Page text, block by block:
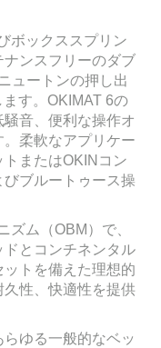
ボックススプリン
ンスフリーのダブ
ュートンの押し出
す。OKIMAT 6の
音、便利な操作オ
柔軟なアプリケー
またはOKINコン
びブルートゥース操
ズム（OBM）で、
とコンチネンタル
トを備えた理想的
性、快適性を提供
ゆる一般的なベッ